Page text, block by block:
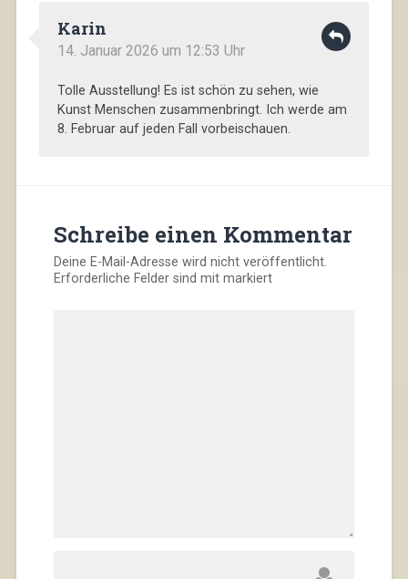
Karin
14. Januar 2026 um 12:53 Uhr
Tolle Ausstellung! Es ist schön zu sehen, wie
Kunst Menschen zusammenbringt. Ich werde am
8. Februar auf jeden Fall vorbeischauen.
Schreibe einen Kommentar
Deine E-Mail-Adresse wird nicht veröffentlicht.
Erforderliche Felder sind mitmarkiert